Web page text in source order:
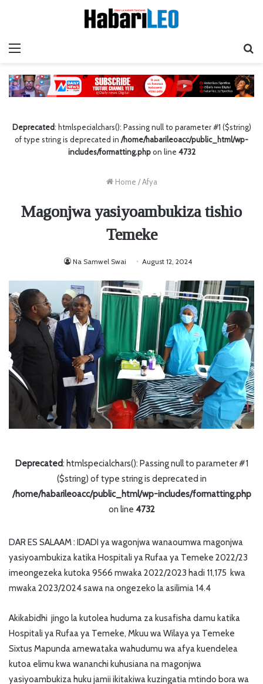
Deprecated: htmlspecialchars(): Passing null to parameter #1 ($string)
of type string is deprecated in /home/habarileoacc/public_html/wp-
includes/formatting.phpon line 4732
Home / Afya
Magonjwa yasiyoambukiza tishio
Temeke
Na Samwel Swai August 12, 2024
Deprecated: htmlspecialchars(): Passing null to parameter #1
($string) of type string is deprecated in
/home/habarileoacc/public_html/wp-includes/formatting.php
on line 4732
DAR ES SALAAM : IDADI ya wagonjwa wanaoumwa magonjwa
yasiyoambukiza katika Hospitali ya Rufaa ya Temeke 2022/23
imeongezeka kutoka 9566 mwaka 2022/2023 hadi 11,175 kwa
mwaka 2023/2024 sawa na ongezeko la asilimia 14.4
Akikabidhi jingo la kutolea huduma za kusafisha damu katika
Hospitali ya Rufaa ya Temeke, Mkuu wa Wilaya ya Temeke
Sixtus Mapunda amewataka wahudumu wa afya kuendelea
kutoa elimu kwa wananchi kuhusiana na magonjwa
yasiyoambukiza huku jamii ikitakiwa kuzingatia mtindo bora wa